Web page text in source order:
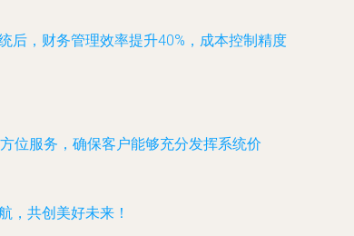
后，财务管理效率提升40%，成本控制精度
位服务，确保客户能够充分发挥系统价
，共创美好未来！